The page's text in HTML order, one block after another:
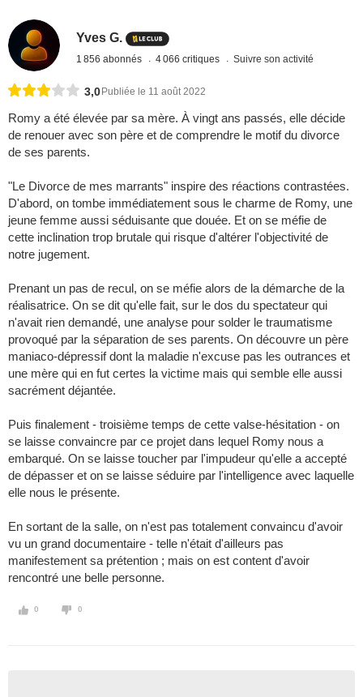
Yves G.
1 856 abonnés 4 066 critiques Suivre son activité
3,0 Publiée le 11 août 2022
Romy a été élevée par sa mère. À vingt ans passés, elle décide
de renouer avec son père et de comprendre le motif du divorce
de ses parents.
"Le Divorce de mes marrants" inspire des réactions contrastées.
D'abord, on tombe immédiatement sous le charme de Romy, une
jeune femme aussi séduisante que douée. Et on se méfie de
cette inclination trop brutale qui risque d'altérer l'objectivité de
notre jugement.
Prenant un pas de recul, on se méfie alors de la démarche de la
réalisatrice. On se dit qu'elle fait, sur le dos du spectateur qui
n'avait rien demandé, une analyse pour solder le traumatisme
provoqué par la séparation de ses parents. On découvre un père
maniaco-dépressif dont la maladie n'excuse pas les outrances et
une mère qui en fut certes la victime mais qui semble elle aussi
sacrément déjantée.
Puis finalement - troisième temps de cette valse-hésitation - on
se laisse convaincre par ce projet dans lequel Romy nous a
embarqué. On se laisse toucher par l'impudeur qu'elle a accepté
de dépasser et on se laisse séduire par l'intelligence avec laquelle
elle nous le présente.
En sortant de la salle, on n'est pas totalement convaincu d'avoir
vu un grand documentaire - telle n'était d'ailleurs pas
manifestement sa prétention ; mais on est content d'avoir
rencontré une belle personne.
0 0